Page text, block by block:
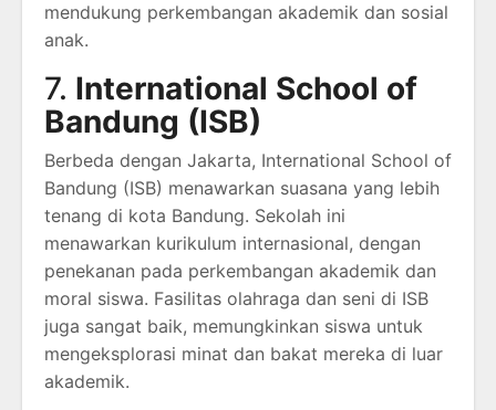
mendukung perkembangan akademik dan sosial
anak.
7. International School of
Bandung (ISB)
Berbeda dengan Jakarta, International School of
Bandung (ISB) menawarkan suasana yang lebih
tenang di kota Bandung. Sekolah ini
menawarkan kurikulum internasional, dengan
penekanan pada perkembangan akademik dan
moral siswa. Fasilitas olahraga dan seni di ISB
juga sangat baik, memungkinkan siswa untuk
mengeksplorasi minat dan bakat mereka di luar
akademik.